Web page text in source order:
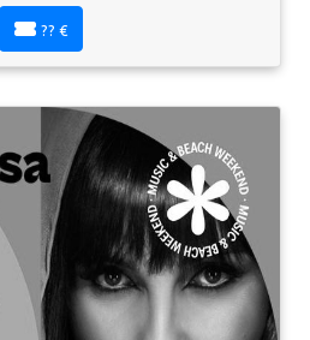
?? €